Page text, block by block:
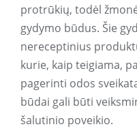
protrūkių, todėl
gydymo būdus. Šie
nereceptinius
kurie, kaip teigiama,
pagerinti odos
būdai gali būti
šalutinio poveikio.